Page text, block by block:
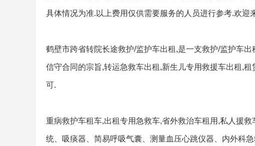
具体情况为准.以上费用仅供需要服务的人员进行参考.欢迎
鹤壁市跨省转院长途救护/监护车出租,是一支救护/监护车
信守合同的宗旨,转运急救车出租,新生儿专用救援车出租,
可.
重病救护车租车,出租专用急救车,省外救治车租用,私人援
统、吸痰器、简易呼吸气囊、测量血压心跳仪器、内外科